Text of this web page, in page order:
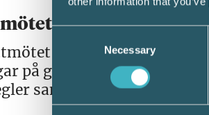
Necessary
informerades vi om
på gång. De ändringar
samt ändrade